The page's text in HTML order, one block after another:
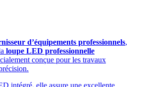
d’équipements professionnels,
loupe LED professionnelle
conçue pour les travaux
intégré, elle assure une excellente